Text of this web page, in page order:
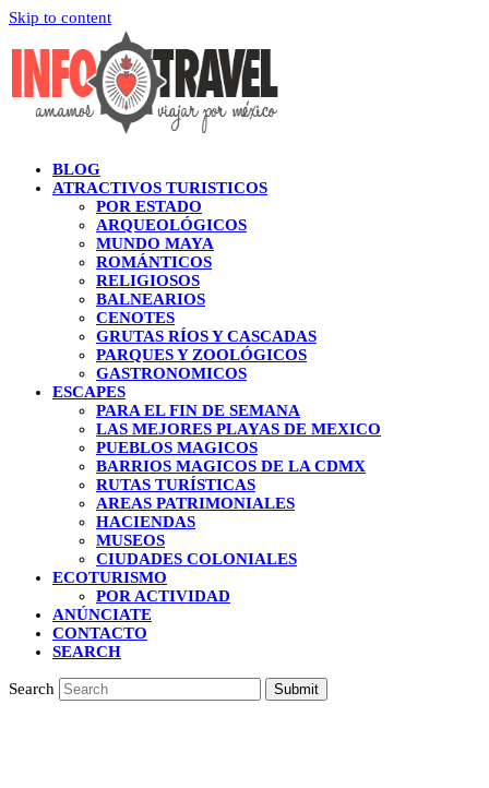
Skip to content
BLOG
ATRACTIVOS TURISTICOS
POR ESTADO
ARQUEOLÓGICOS
MUNDO MAYA
ROMÁNTICOS
RELIGIOSOS
BALNEARIOS
CENOTES
GRUTAS RÍOS Y CASCADAS
PARQUES Y ZOOLÓGICOS
GASTRONOMICOS
ESCAPES
PARA EL FIN DE SEMANA
LAS MEJORES PLAYAS DE MEXICO
PUEBLOS MAGICOS
BARRIOS MAGICOS DE LA CDMX
RUTAS TURÍSTICAS
AREAS PATRIMONIALES
HACIENDAS
MUSEOS
CIUDADES COLONIALES
ECOTURISMO
POR ACTIVIDAD
ANÚNCIATE
CONTACTO
SEARCH
Search Submit